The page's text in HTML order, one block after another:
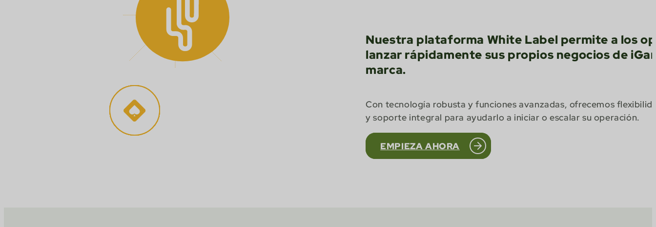
Nuestra plataforma White Label permite a los
lanzar rápidamente sus propios negocios de
marca.
Con tecnología robusta y funciones avanzadas, ofrecemos
y soporte integral para ayudarlo a iniciar o escalar su operación.
EMPIEZA AHORA